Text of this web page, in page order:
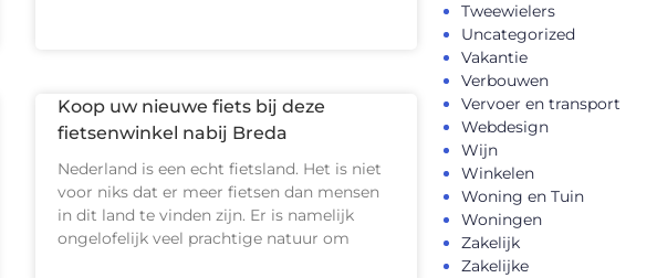
Koop uw nieuwe fiets bij deze
fietsenwinkel nabij Breda
Nederland is een echt fietsland. Het is niet
voor niks dat er meer fietsen dan mensen
in dit land te vinden zijn. Er is namelijk
ongelofelijk veel prachtige natuur om
Tweewielers
Uncategorized
Vakantie
Verbouwen
Vervoer en transport
Webdesign
Wijn
Winkelen
Woning en Tuin
Woningen
Zakelijk
Zakelijke